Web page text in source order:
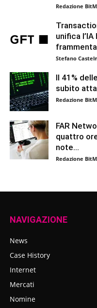
Redazione
unifica
Stefano
Il 41%
subito
Redazione
FAR
quattro
note...
Redazione
NAVIGAZIONE
News
Case History
Internet
Mercati
Nomine